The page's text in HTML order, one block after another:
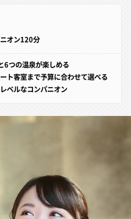
オン120分
6つの温泉が楽しめる
ト客室まで予算に合わせて選べる
ベルなコンパニオン